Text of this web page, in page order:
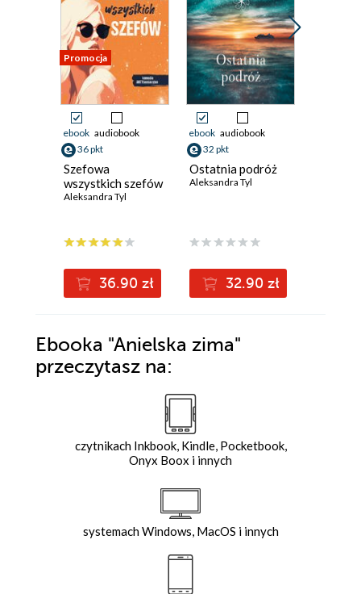
Promocja
ebook audiobook
36 pkt
Szefowa
wszystkich szefów
Aleksandra Tyl
36.90 zł
ebook audiobook
32 pkt
Ostatnia podróż
Aleksandra Tyl
32.90 zł
Ebooka "Anielska zima"
przeczytasz na:
czytnikach Inkbook, Kindle, Pocketbook,
Onyx Boox i innych
systemach Windows, MacOS i innych